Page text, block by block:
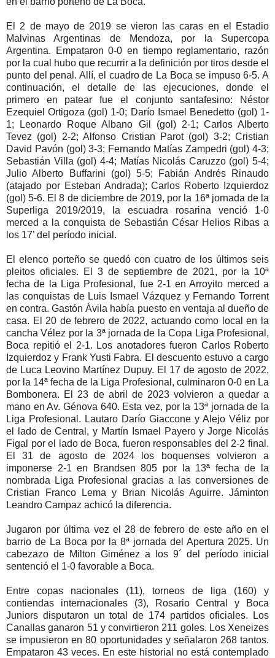
El 2 de mayo de 2019 se vieron las caras en el Estadio
Malvinas Argentinas de Mendoza, por la Supercopa
Argentina. Empataron 0-0 en tiempo reglamentario, razón
por la cual hubo que recurrir a la definición por tiros desde el
punto del penal. Allí, el cuadro de La Boca se impuso 6-5. A
continuación, el detalle de las ejecuciones, donde el
primero en patear fue el conjunto santafesino: Néstor
Ezequiel Ortigoza (gol) 1-0; Darío Ismael Benedetto (gol) 1-
1; Leonardo Roque Albano Gil (gol) 2-1; Carlos Alberto
Tevez (gol) 2-2; Alfonso Cristian Parot (gol) 3-2; Cristian
David Pavón (gol) 3-3; Fernando Matías Zampedri (gol) 4-3;
Sebastián Villa (gol) 4-4; Matías Nicolás Caruzzo (gol) 5-4;
Julio Alberto Buffarini (gol) 5-5; Fabián Andrés Rinaudo
(atajado por Esteban Andrada); Carlos Roberto Izquierdoz
(gol) 5-6. El 8 de diciembre de 2019, por la 16ª jornada de la
Superliga 2019/2019, la escuadra rosarina venció 1-0
merced a la conquista de Sebastián César Helios Ribas a
los 17’ del período inicial.
El elenco porteño se quedó con cuatro de los últimos seis
pleitos oficiales. El 3 de septiembre de 2021, por la 10ª
fecha de la Liga Profesional, fue 2-1 en Arroyito merced a
las conquistas de Luis Ismael Vázquez y Fernando Torrent
en contra. Gastón Ávila había puesto en ventaja al dueño de
casa. El 20 de febrero de 2022, actuando como local en la
cancha Vélez por la 3ª jornada de la Copa Liga Profesional,
Boca repitió el 2-1. Los anotadores fueron Carlos Roberto
Izquierdoz y Frank Yusti Fabra. El descuento estuvo a cargo
de Luca Leovino Martínez Dupuy. El 17 de agosto de 2022,
por la 14ª fecha de la Liga Profesional, culminaron 0-0 en La
Bombonera. El 23 de abril de 2023 volvieron a quedar a
mano en Av. Génova 640. Esta vez, por la 13ª jornada de la
Liga Profesional. Lautaro Darío Giaccone y Alejo Véliz por
el lado de Central, y Martín Ismael Payero y Jorge Nicolás
Figal por el lado de Boca, fueron responsables del 2-2 final.
El 31 de agosto de 2024 los boquenses volvieron a
imponerse 2-1 en Brandsen 805 por la 13ª fecha de la
nombrada Liga Profesional gracias a las conversiones de
Cristian Franco Lema y Brian Nicolás Aguirre. Jáminton
Leandro Campaz achicó la diferencia.
Jugaron por última vez el 28 de febrero de este año en el
barrio de La Boca por la 8ª jornada del Apertura 2025. Un
cabezazo de Milton Giménez a los 9´ del período inicial
sentenció el 1-0 favorable a Boca.
Entre copas nacionales (11), torneos de liga (160) y
contiendas internacionales (3), Rosario Central y Boca
Juniors disputaron un total de 174 partidos oficiales. Los
Canallas ganaron 51 y convirtieron 211 goles. Los Xeneizes
se impusieron en 80 oportunidades y señalaron 268 tantos.
Empataron 43 veces. En este historial no está contemplado